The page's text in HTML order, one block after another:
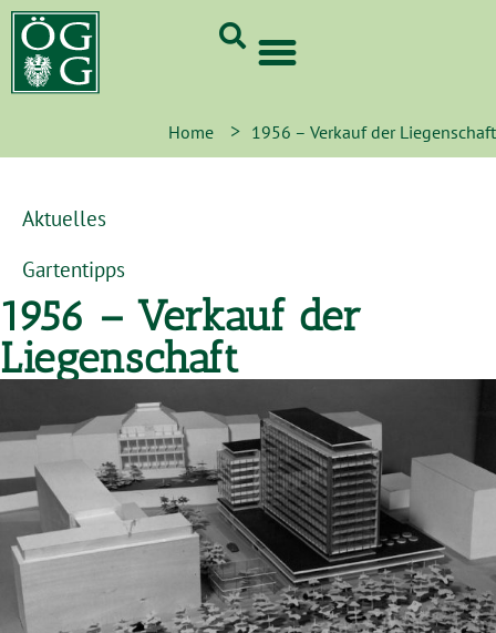
Home > 1956 – Verkauf der Liegenschaft
Aktuelles
Gartentipps
1956 – Verkauf der
Liegenschaft